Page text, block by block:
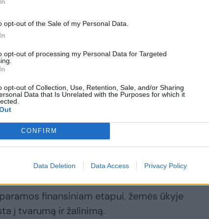
opt-out of the Sale of my Personal Data.
opt-out of processing my Personal Data for Targeted
opt-out of Collection, Use, Retention, Sale, and/or Sharing
Data that Is Unrelated with the Purposes for which it
CONFIRM
Data Deletion Data Access Privacy Policy
kad išmokos, gaunamos už
mažesnės už tas, kurias gauna
Europos šalių žemdirbiai. „Kas buvo
argumentais priekaištus tenka atremti
šitą dvidešimtmetį Lietuvos žemės
ignoruoti fakto, kad įtaką tam padarė
Europos fondų parama.
finansiniam etapui, žemės ūkyje
į tvarumą ir žalinimą.